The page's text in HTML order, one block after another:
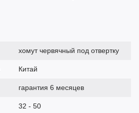
хомут червячный под отвертку
Китай
гарантия 6 месяцев
32 - 50